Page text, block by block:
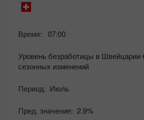
Время: 07:00
Уровень безработицы в Швейцарии
сезонных изменений
Период: Июль
Пред. значение: 2.9%